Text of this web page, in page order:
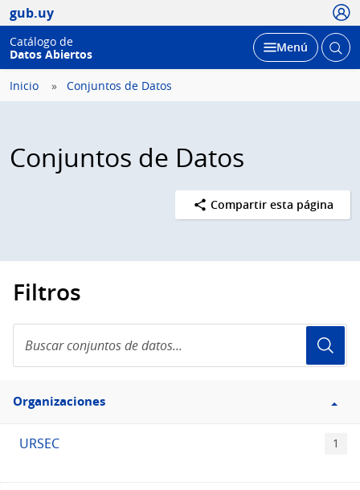
gub.uy
Catálogo de
Datos Abiertos
Desplegar
Menú Abrir
Inicio Conjuntos de Datos
Conjuntos de Datos
Compartir esta página
Filtros
conjuntos
de
Filtro
Organizaciones
Organizaciones
URSEC 1